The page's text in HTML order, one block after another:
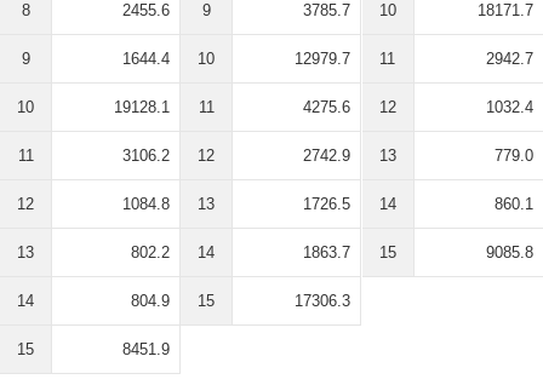
8 2455.6
9 1644.4
10 19128.1
11 3106.2
12 1084.8
13 802.2
14 804.9
15 8451.9
9 3785.7
10 12979.7
11 4275.6
12 2742.9
13 1726.5
14 1863.7
15 17306.3
10 18171.7
11 2942.7
12 1032.4
13 779.0
14 860.1
15 9085.8